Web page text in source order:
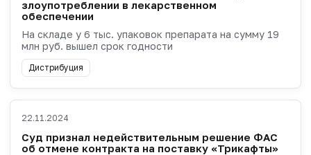
злоупотреблении в лекарственном
обеспечении
На складе у 6 тыс. упаковок препарата на сумму 19
млн руб. вышел срок годности
Дистрибуция
22.11.2024
Суд признал недействительным решение ФАС
об отмене контракта на поставку «Трикафты»